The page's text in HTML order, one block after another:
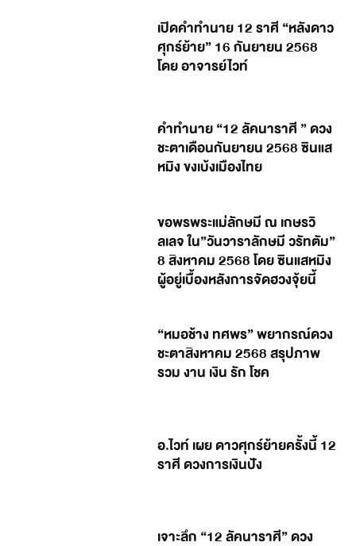
เปิดคำทำนาย 12 ราศี “หลังดาว
ศุกร์ย้าย” 16 กันยายน 2568
โดย อาจารย์ไวท์
คำทำนาย “12 ลัคนาราศี ” ดวง
ชะตาเดือนกันยายน 2568 ซินแส
หมิง ขงเบ้งเมืองไทย
ขอพรพระแม่ลักษมี ณ เกษรวิ
ลเลจ ใน”วันวาราลักษมี วรัทตัม”
8 สิงหาคม 2568 โดย ซินแสหมิง
ผู้อยู่เบื้องหลังการจัดฮวงจุ้ยนี้
“หมอช้าง ทศพร” พยากรณ์ดวง
ชะตาสิงหาคม 2568 สรุปภาพ
รวม งาน เงิน รัก โชค
อ.ไวท์ เผย ดาวศุกร์ย้ายครั้งนี้ 12
ราศี ดวงการเงินปัง
เจาะลึก “12 ลัคนาราศี” ดวง